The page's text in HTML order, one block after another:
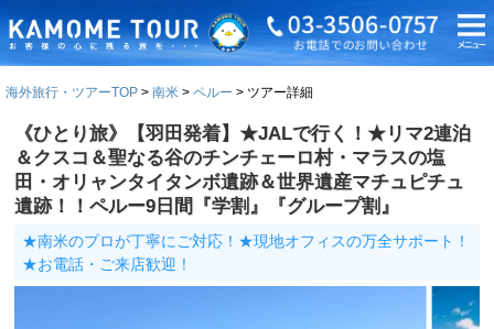
海外旅行・ツアーTOP 南米 ペルー ツアー詳細
《ひとり旅》【羽田発着】★JALで行く！★リマ2連泊
＆クスコ＆聖なる谷のチンチェーロ村・マラスの塩
田・オリャンタイタンボ遺跡＆世界遺産マチュピチュ
遺跡！！ペルー9日間『学割』『グループ割』
★南米のプロが丁寧にご対応！★現地オフィスの万全サポート！
★お電話・ご来店歓迎！